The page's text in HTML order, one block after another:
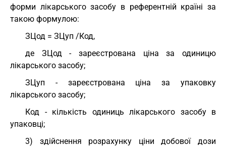
форми лікарського засобу в референтній країні за
такою формулою:
ЗЦод = ЗЦуп /Код,
де ЗЦод - зареєстрована ціна за одиницю
лікарського засобу;
ЗЦуп - зареєстрована ціна за упаковку
лікарського засобу;
Код - кількість одиниць лікарського засобу в
упаковці;
3) здійснення розрахунку ціни добової дози